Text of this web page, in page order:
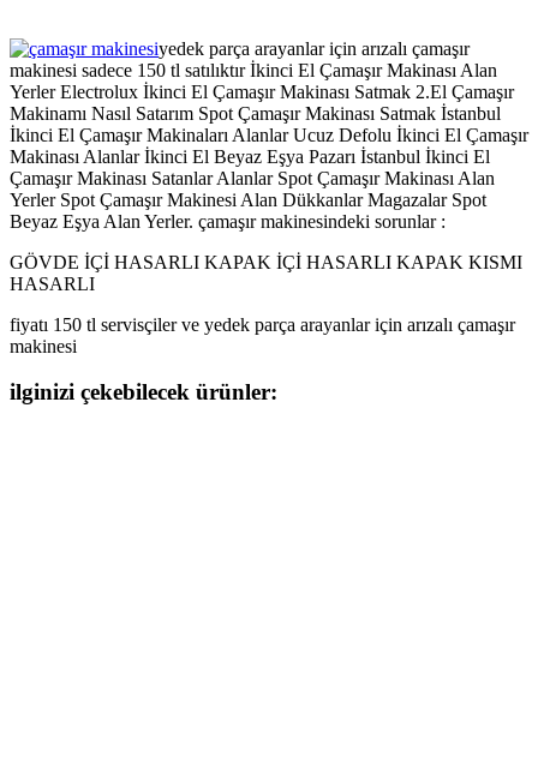
yedek parça arayanlar için arızalı çamaşır
makinesi sadece 150 tl satılıktır İkinci El Çamaşır Makinası Alan
Yerler Electrolux İkinci El Çamaşır Makinası Satmak 2.El Çamaşır
Makinamı Nasıl Satarım Spot Çamaşır Makinası Satmak İstanbul
İkinci El Çamaşır Makinaları Alanlar Ucuz Defolu İkinci El Çamaşır
Makinası Alanlar İkinci El Beyaz Eşya Pazarı İstanbul İkinci El
Çamaşır Makinası Satanlar Alanlar Spot Çamaşır Makinası Alan
Yerler Spot Çamaşır Makinesi Alan Dükkanlar Magazalar Spot
Beyaz Eşya Alan Yerler. çamaşır makinesindeki sorunlar :
GÖVDE İÇİ HASARLI KAPAK İÇİ HASARLI KAPAK KISMI
HASARLI
fiyatı 150 tl servisçiler ve yedek parça arayanlar için arızalı çamaşır
makinesi
ilginizi çekebilecek ürünler: